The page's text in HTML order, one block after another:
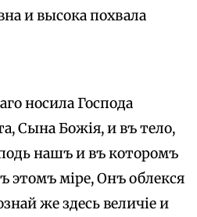
и высока похвала
носила Господа
Сына Божія, и въ тело,
нашъ и въ которомъ
этомъ міре, Онъ облекся
же здесь величіе и